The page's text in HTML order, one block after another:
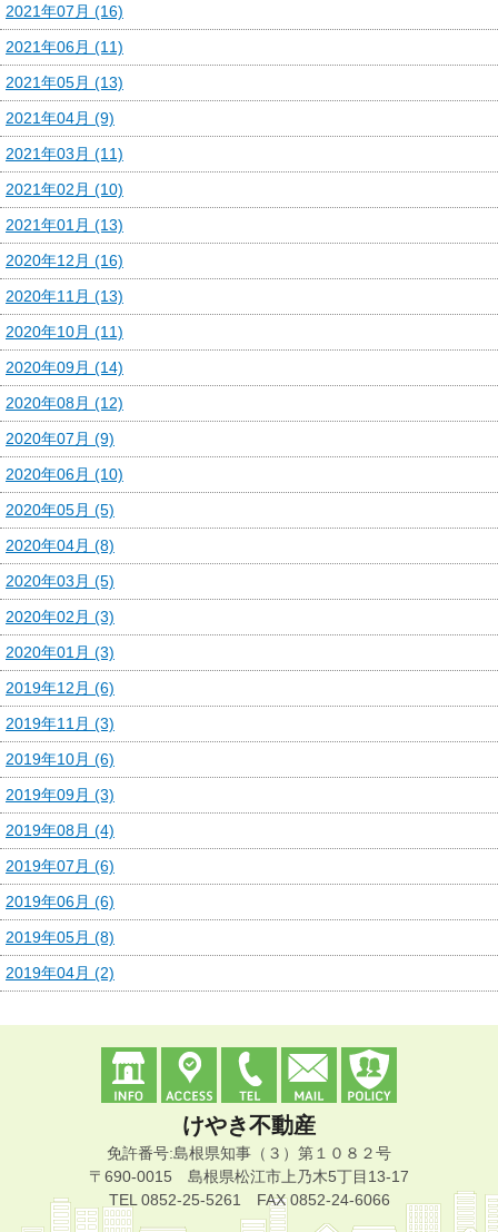
2021年07月 (16)
2021年06月 (11)
2021年05月 (13)
2021年04月 (9)
2021年03月 (11)
2021年02月 (10)
2021年01月 (13)
2020年12月 (16)
2020年11月 (13)
2020年10月 (11)
2020年09月 (14)
2020年08月 (12)
2020年07月 (9)
2020年06月 (10)
2020年05月 (5)
2020年04月 (8)
2020年03月 (5)
2020年02月 (3)
2020年01月 (3)
2019年12月 (6)
2019年11月 (3)
2019年10月 (6)
2019年09月 (3)
2019年08月 (4)
2019年07月 (6)
2019年06月 (6)
2019年05月 (8)
2019年04月 (2)
けやき不動産
免許番号:島根県知事（３）第１０８２号
〒690-0015 島根県松江市上乃木5丁目13-17
TEL 0852-25-5261 FAX 0852-24-6066